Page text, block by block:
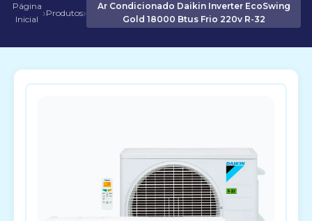
Página
Inicial ›Produtos›
Ar Condicionado Daikin Inverter EcoSwing
Gold 18000 Btus Frio 220v R-32